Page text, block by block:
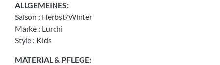
ALLGEMEINES:
Saison : Herbst/Winter
Marke : Lurchi
Style : Kids
MATERIAL & PFLEGE: